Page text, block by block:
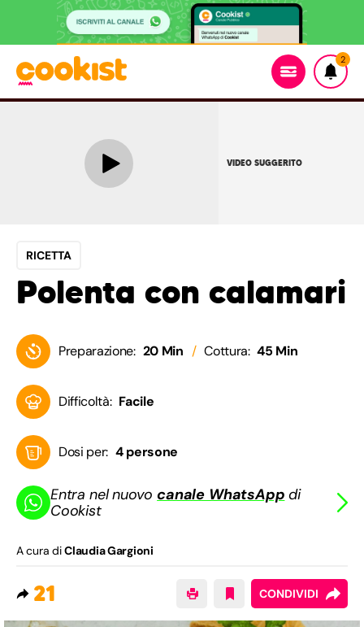
2
VIDEO SUGGERITO
RICETTA
Polenta con calamari
Preparazione: 20 Min Cottura: 45 Min
Difficoltà: Facile
Dosi per: 4 persone
Entra nel nuovocanale WhatsApp di
Cookist
A cura diClaudia Gargioni
21 CONDIVIDI